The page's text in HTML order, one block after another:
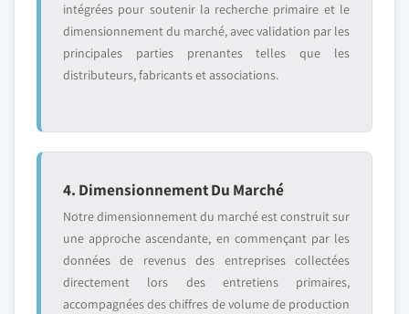
intégrées pour soutenir la recherche primaire et le
dimensionnement du marché, avec validation par les
principales parties prenantes telles que les
distributeurs, fabricants et associations.
4. Dimensionnement Du Marché
Notre dimensionnement du marché est construit sur
une approche ascendante, en commençant par les
données de revenus des entreprises collectées
directement lors des entretiens primaires,
accompagnées des chiffres de volume de production